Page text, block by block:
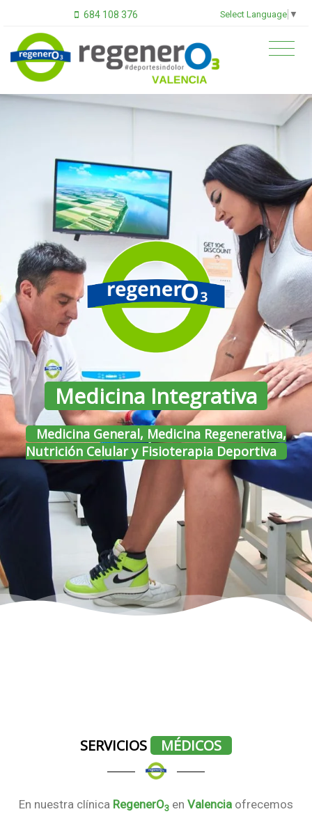
684 108 376 Select Language ▼
Medicina Integrativa
Medicina General, Medicina Regenerativa,
Nutrición Celular y Fisioterapia Deportiva
SERVICIOS MÉDICOS
En nuestra clínica RegenerO3 en Valencia ofrecemos